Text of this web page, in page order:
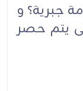
جبرية؟ و
يتم حصر